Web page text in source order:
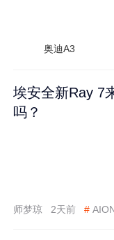
奥迪A3
埃安全新Ray 7
吗？
师梦琼 2天前 #